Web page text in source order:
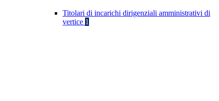
Titolari di incarichi dirigenziali amministrativi di
vertice 1